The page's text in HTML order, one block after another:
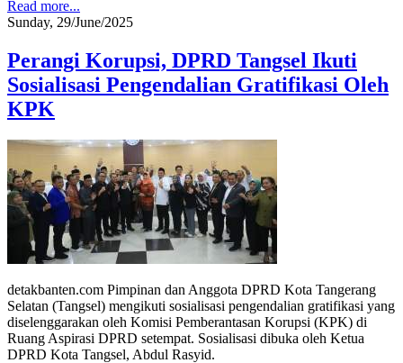
Read more...
Sunday, 29/June/2025
Perangi Korupsi, DPRD Tangsel Ikuti
Sosialisasi Pengendalian Gratifikasi Oleh
KPK
detakbanten.com Pimpinan dan Anggota DPRD Kota Tangerang
Selatan (Tangsel) mengikuti sosialisasi pengendalian gratifikasi yang
diselenggarakan oleh Komisi Pemberantasan Korupsi (KPK) di
Ruang Aspirasi DPRD setempat. Sosialisasi dibuka oleh Ketua
DPRD Kota Tangsel, Abdul Rasyid.